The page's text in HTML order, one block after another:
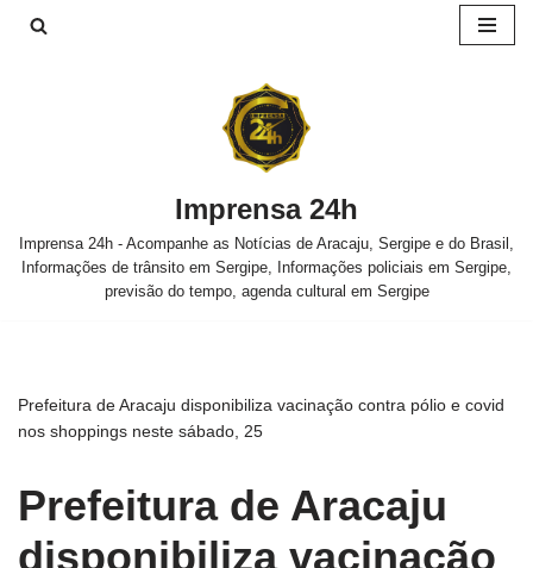
Imprensa 24h
Imprensa 24h - Acompanhe as Notícias de Aracaju, Sergipe e do Brasil,
Informações de trânsito em Sergipe, Informações policiais em Sergipe,
previsão do tempo, agenda cultural em Sergipe
Prefeitura de Aracaju disponibiliza vacinação contra pólio e covid
nos shoppings neste sábado, 25
Prefeitura de Aracaju
disponibiliza vacinação